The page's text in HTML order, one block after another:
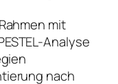
mit
Analyse
nach